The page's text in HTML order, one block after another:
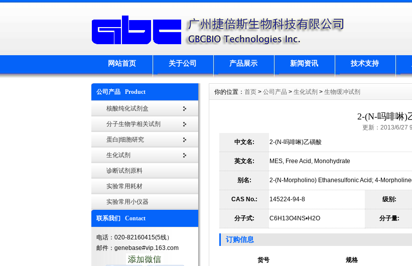
网站首页 关于公司 产品展示 新闻资讯 技术支持
公司产品 Product
核酸纯化试剂盒
分子生物学相关试剂
蛋白|细胞研究
生化试剂
诊断试剂原料
实验常用耗材
实验常用小仪器
联系我们 Contact
电话：020-82160415(5线）
邮件：genebase#vip.163.com
你的位置： 首页 > 公司产品 > 生化试剂 > 生物缓冲试剂
2-(N-吗啡啉)
更新：2013/6/27
中文名: 2-(N-吗啡啉)乙磺酸
英文名: MES, Free Acid, Monohydrate
别名: 2-(N-Morpholino) Ethanesulfonic Acid; 4-
CAS No.: 145224-94-8 级别:
分子式: C6H13O4NS•H2O 分子量:
订购信息
货号 规格